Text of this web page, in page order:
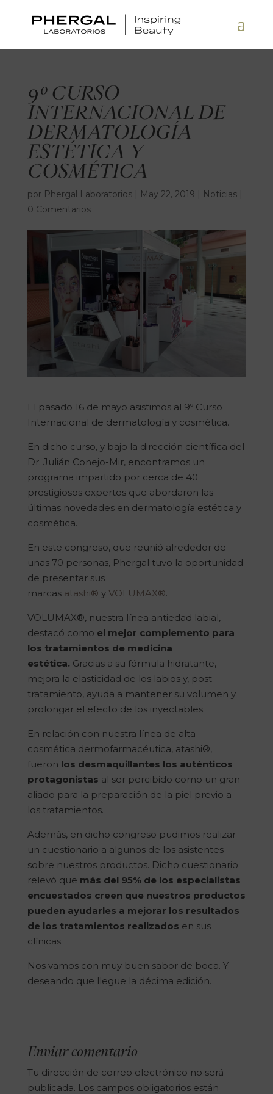
9º CURSO
INTERNACIONAL DE
DERMATOLOGÍA
ESTÉTICA Y
COSMÉTICA
por Phergal Laboratorios| May 22, 2019 | Noticias|
0 Comentarios
El pasado 16 de mayo asistimos al 9º Curso
Internacional de dermatología y cosmética.
En dicho curso, y bajo la dirección científica del
Dr. Julián Conejo-Mir, encontramos un
programa impartido por cerca de 40
prestigiosos expertos que abordaron las
últimas novedades en dermatología estética y
cosmética.
En este congreso, que reunió alrededor de
unas 70 personas, Phergal tuvo la oportunidad
de presentar sus
marcas atashi® y VOLUMAX®.
VOLUMAX®, nuestra línea antiedad labial,
destacó como el mejor complemento para
los tratamientos de medicina
estética. Gracias a su fórmula hidratante,
mejora la elasticidad de los labios y, post
tratamiento, ayuda a mantener su volumen y
prolongar el efecto de los inyectables.
En relación con nuestra línea de alta
cosmética dermofarmacéutica, atashi®,
fueron los desmaquillantes los auténticos
protagonistas al ser percibido como un gran
aliado para la preparación de la piel previo a
los tratamientos.
Además, en dicho congreso pudimos realizar
un cuestionario a algunos de los asistentes
sobre nuestros productos. Dicho cuestionario
relevó que más del 95% de los especialistas
encuestados creen que nuestros productos
pueden ayudarles a mejorar los resultados
de los tratamientos realizados en sus
clínicas.
Nos vamos con muy buen sabor de boca. Y
deseando que llegue la décima edición.
Enviar comentario
Tu dirección de correo electrónico no será
publicada. Los campos obligatorios están